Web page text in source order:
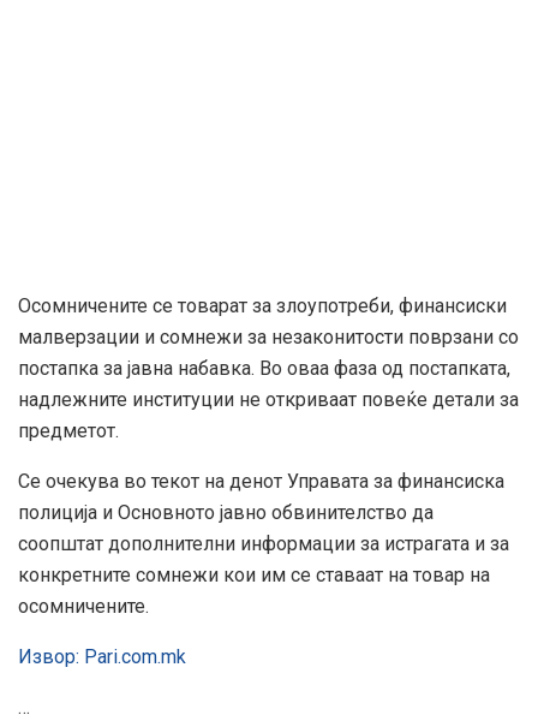
Осомничените се товарат за злоупотреби, финансиски
малверзации и сомнежи за незаконитости поврзани со
постапка за јавна набавка. Во оваа фаза од постапката,
надлежните институции не откриваат повеќе детали за
предметот.
Се очекува во текот на денот Управата за финансиска
полиција и Основното јавно обвинителство да
соопштат дополнителни информации за истрагата и за
конкретните сомнежи кои им се ставаат на товар на
осомничените.
Извор: Pari.com.mk
…